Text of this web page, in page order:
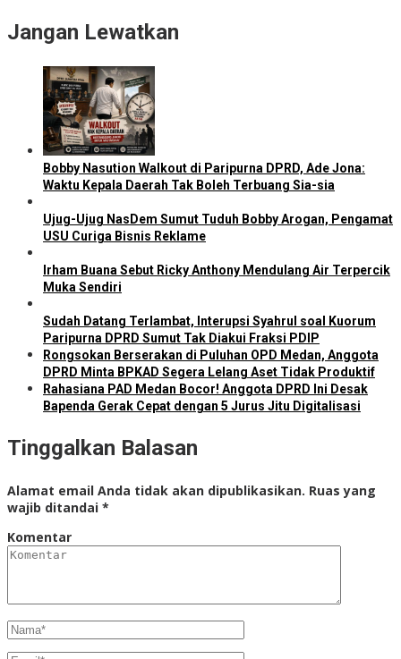
Jangan Lewatkan
Bobby Nasution Walkout di Paripurna DPRD, Ade Jona:
Waktu Kepala Daerah Tak Boleh Terbuang Sia-sia
Ujug-Ujug NasDem Sumut Tuduh Bobby Arogan, Pengamat
USU Curiga Bisnis Reklame
Irham Buana Sebut Ricky Anthony Mendulang Air Terpercik
Muka Sendiri
Sudah Datang Terlambat, Interupsi Syahrul soal Kuorum
Paripurna DPRD Sumut Tak Diakui Fraksi PDIP
Rongsokan Berserakan di Puluhan OPD Medan, Anggota
DPRD Minta BPKAD Segera Lelang Aset Tidak Produktif
Rahasiana PAD Medan Bocor! Anggota DPRD Ini Desak
Bapenda Gerak Cepat dengan 5 Jurus Jitu Digitalisasi
Tinggalkan Balasan
Alamat email Anda tidak akan dipublikasikan. Ruas yang
wajib ditandai *
Komentar